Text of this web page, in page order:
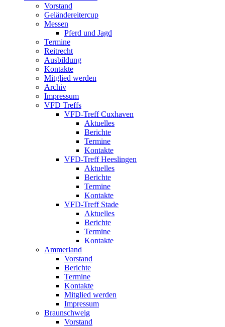
Vorstand
Geländereitercup
Messen
Pferd und Jagd
Termine
Reitrecht
Ausbildung
Kontakte
Mitglied werden
Archiv
Impressum
VFD Treffs
VFD-Treff Cuxhaven
Aktuelles
Berichte
Termine
Kontakte
VFD-Treff Heeslingen
Aktuelles
Berichte
Termine
Kontakte
VFD-Treff Stade
Aktuelles
Berichte
Termine
Kontakte
Ammerland
Vorstand
Berichte
Termine
Kontakte
Mitglied werden
Impressum
Braunschweig
Vorstand